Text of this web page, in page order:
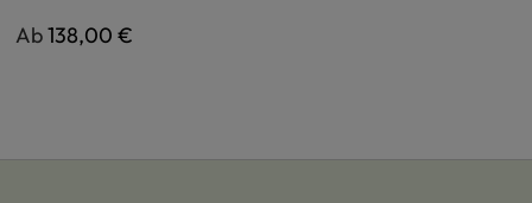
Regulärer Preis:
Ab138,00 €